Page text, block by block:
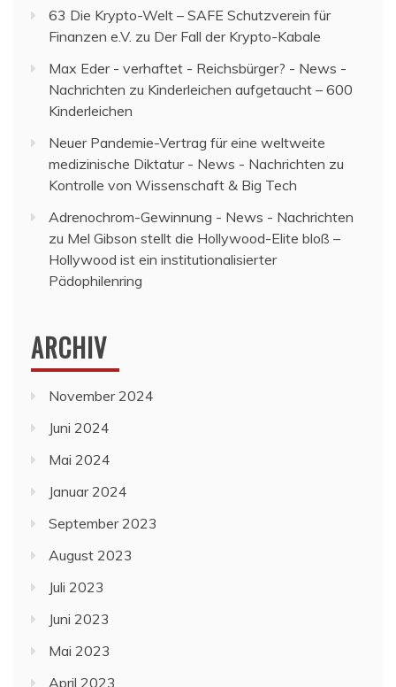
63 Die Krypto-Welt – SAFE Schutzverein für
Finanzen e.V. zu Der Fall der Krypto-Kabale
Max Eder - verhaftet - Reichsbürger? - News -
Nachrichten zu Kinderleichen aufgetaucht – 600
Kinderleichen
Neuer Pandemie-Vertrag für eine weltweite
medizinische Diktatur - News - Nachrichten zu
Kontrolle von Wissenschaft & Big Tech
Adrenochrom-Gewinnung - News - Nachrichten
zu Mel Gibson stellt die Hollywood-Elite bloß –
Hollywood ist ein institutionalisierter
Pädophilenring
ARCHIV
November 2024
Juni 2024
Mai 2024
Januar 2024
September 2023
August 2023
Juli 2023
Juni 2023
Mai 2023
April 2023